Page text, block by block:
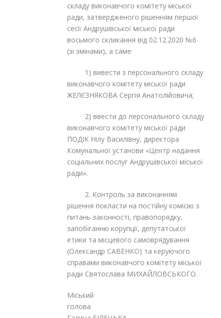
складу виконавчого комітету міської
ради, затвердженого рішенням першої
сесії Андрушівської міської ради
восьмого скликання від 02.12.2020 №6
(зі змінами), а саме:
1) вивести з персонального складу
виконавчого комітету міської ради
ЖЕЛЄЗНЯКОВА Сергія Анатолійовича;
2) ввести до персонального складу
виконавчого комітету міської ради
ПОДІК Нілу Василівну, директора
Комунальної установи «Центр надання
соціальних послуг Андрушівської міської
2. Контроль за виконанням
рішення покласти на постійну комісію з
питань законності, правопорядку,
запобіганню корупції, депутатської
етики та місцевого самоврядування
(Олександр САВЕНКО) та керуючого
справами виконавчого комітету міської
ради Святослава МИХАЙЛОВСЬКОГО.
Міський